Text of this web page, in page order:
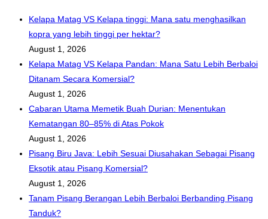
dalam
penternakan
siput
babi
untuk
pasaran
domestik
dan
eksport?
Apa
kegunaan
siput
babi
Kelapa Matag VS Kelapa tinggi: Mana satu menghasilkan
kopra yang lebih tinggi per hektar?
August 1, 2026
Kelapa Matag VS Kelapa Pandan: Mana Satu Lebih Berbaloi
Ditanam Secara Komersial?
August 1, 2026
Cabaran Utama Memetik Buah Durian: Menentukan
Kematangan 80–85% di Atas Pokok
August 1, 2026
Pisang Biru Java: Lebih Sesuai Diusahakan Sebagai Pisang
Eksotik atau Pisang Komersial?
August 1, 2026
Tanam Pisang Berangan Lebih Berbaloi Berbanding Pisang
Tanduk?